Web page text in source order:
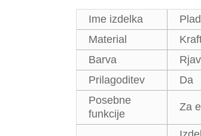
Ime izdelka
Material
Barva
Prilagoditev
Da
Posebne
funkcije
Za